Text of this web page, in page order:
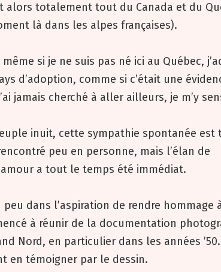
alors totalement tout du Canada et du
là dans les alpes françaises).
si je ne suis pas né ici au Québec,
d’adoption, comme si c’était une
jamais cherché à aller ailleurs, je m’y
inuit, cette sympathie spontanée est
peu en personne, mais l’élan de
a tout le temps été immédiat.
dans l’aspiration de rendre hommage
à réunir de la documentation
Nord, en particulier dans les années
en témoigner par le dessin.